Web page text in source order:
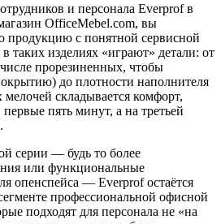
и персонала Everprof в
OfficeMebel.com, вы
продукцию с понятной сервисной
таких изделиях «играют» детали: от
прорезиненных, чтобы
до плотности наполнителя
складывается комфорт,
пять минут, а на третьей
серии — будь то более
или функциональные
опенспейса — Everprof остаётся
профессиональной офисной
подходят для персонала не «на